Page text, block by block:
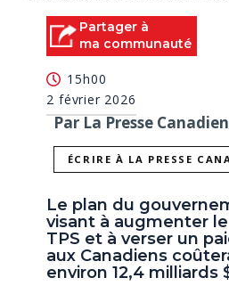
Partager à
ma communauté
15h00
2 février 2026
Par La Presse
ÉCRIRE À LA PRESSE
Le plan du
visant à augmenter
TPS et à verser un
aux Canadiens
environ 12,4 milliards